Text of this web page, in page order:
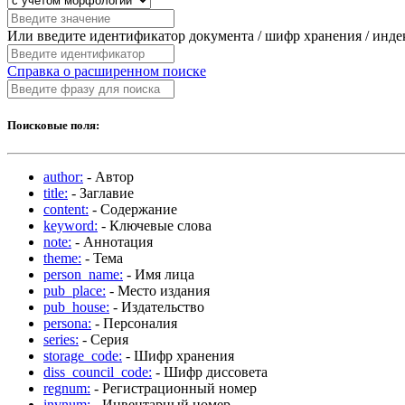
Или введите идентификатор документа / шифр хранения /
Справка о расширенном поиске
Поисковые поля:
author: - Автор
title: - Заглавие
content: - Содержание
keyword: - Ключевые слова
note: - Аннотация
theme: - Тема
person_name: - Имя лица
pub_place: - Место издания
pub_house: - Издательство
persona: - Персоналия
series: - Серия
storage_code: - Шифр хранения
diss_council_code: - Шифр диссовета
regnum: - Регистрационный номер